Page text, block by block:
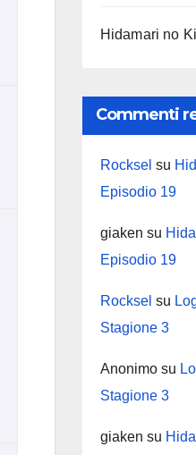
Hidamari no
Commenti
Rocksel su
Episodio 19
giaken su
Episodio 19
Rocksel su
Stagione 3
Anonimosu
Stagione 3
giaken su